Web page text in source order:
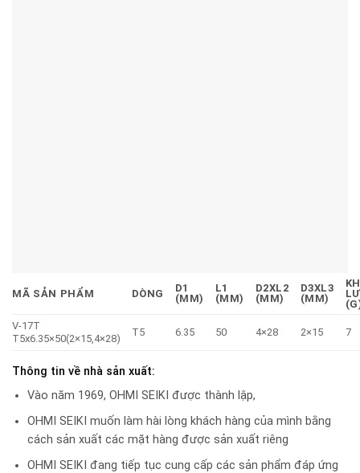
MÃ SẢN PHẨM DÒNG
D1
(MM)
L1
(MM)
D2XL2
(MM)
D3XL3
(MM)
V-17T
T5x6.35×50(2×15,4×28)
T5 6.35 50 4×28 2×15 7
Thông tin về nhà sản xuất:
Vào năm 1969, OHMI SEIKI được thành lập,
OHMI SEIKI muốn làm hài lòng khách hàng của mình bằng
cách sản xuất các mặt hàng được sản xuất riêng
OHMI SEIKI đang tiếp tục cung cấp các sản phẩm đáp ứng